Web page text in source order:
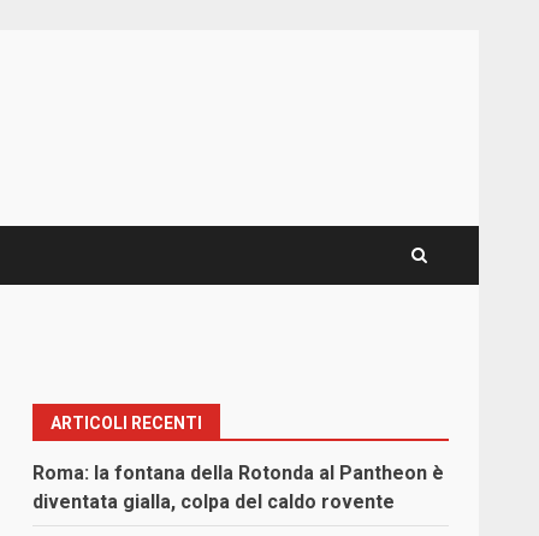
ARTICOLI RECENTI
Roma: la fontana della Rotonda al Pantheon è
diventata gialla, colpa del caldo rovente